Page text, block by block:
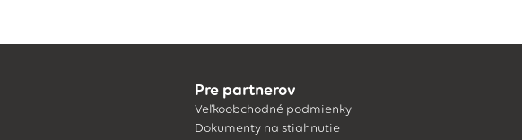
Pre partnerov
Veľkoobchodné podmienky
Dokumenty na stiahnutie